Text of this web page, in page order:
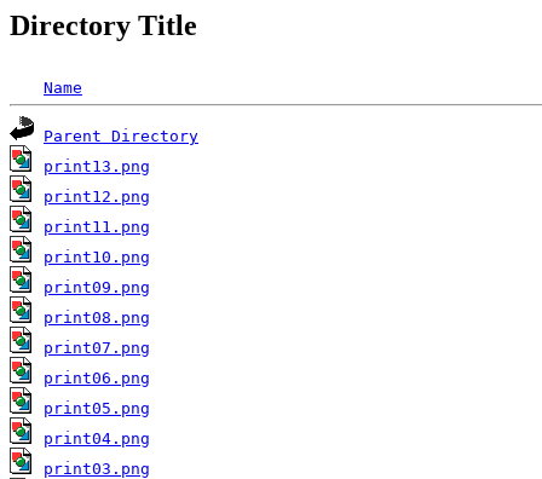
Directory Title
Name
Parent Directory
print13.png
print12.png
print11.png
print10.png
print09.png
print08.png
print07.png
print06.png
print05.png
print04.png
print03.png